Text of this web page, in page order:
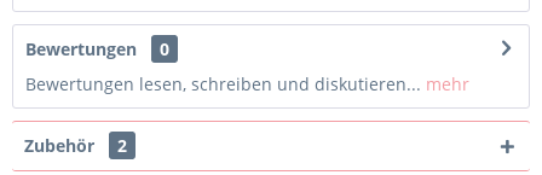
Bewertungen
0
Bewertungen lesen, schreiben und diskutieren... mehr
Zubehör 2